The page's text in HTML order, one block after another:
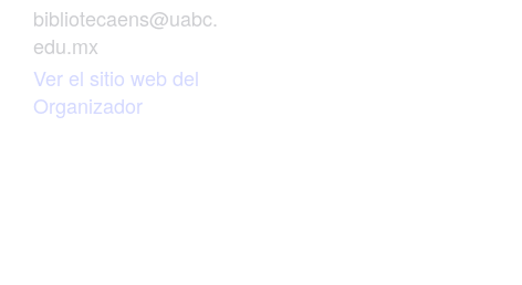
bibliotecaens@uabc.
edu.mx
Ver el sitio web del
Organizador